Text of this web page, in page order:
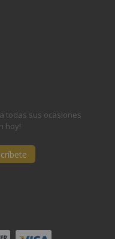
todas sus ocasiones
hoy!